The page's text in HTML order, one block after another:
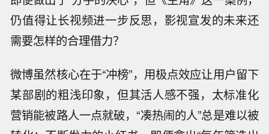
仍值得让长视频进一步反思，影视宣发的未来还
需要怎样的合理借力？
微博虽然核心在于“冲榜”，用极点效应让用户留下
某部剧的粗浅印象，但其活人感不强，太标准化
营销能被路人一点就破，“凑热闹的人”总是难以被